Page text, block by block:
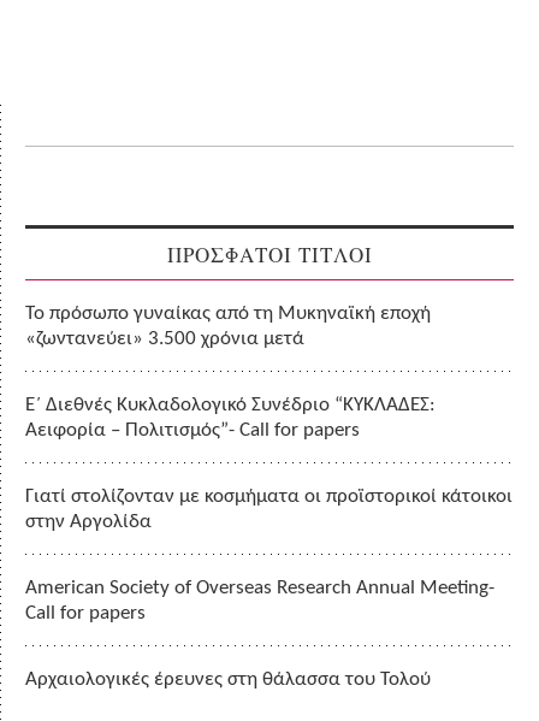
ΠΡΟΣΦΑΤΟΙ ΤΙΤΛΟΙ
Το πρόσωπο γυναίκας από τη Μυκηναϊκή εποχή
«ζωντανεύει» 3.500 χρόνια μετά
Ε΄ Διεθνές Κυκλαδολογικό Συνέδριο “ΚΥΚΛΑΔΕΣ:
Αειφορία – Πολιτισμός”- Call for papers
Γιατί στολίζονταν με κοσμήματα οι προϊστορικοί κάτοικοι
στην Αργολίδα
American Society of Overseas Research Annual Meeting-
Call for papers
Αρχαιολογικές έρευνες στη θάλασσα του Τολού